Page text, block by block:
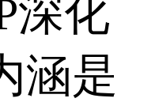
化
涵是